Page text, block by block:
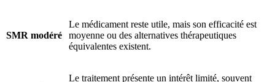
SMR modéré
Le médicament reste utile, mais son efficacité est
moyenne ou des alternatives thérapeutiques
équivalentes existent.
Le traitement présente un intérêt limité, souvent